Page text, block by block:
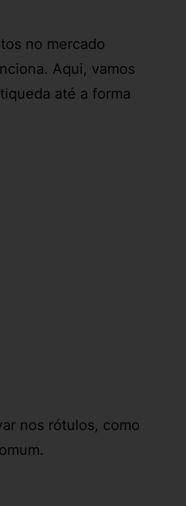
no mercado
Aqui, vamos
até a forma
nos rótulos, como